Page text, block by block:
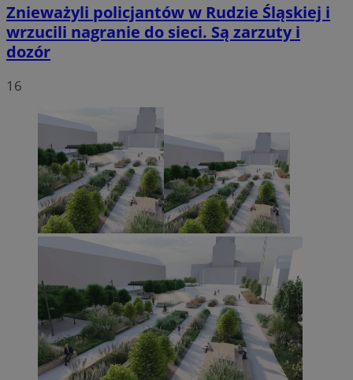
Znieważyli policjantów w Rudzie Śląskiej i
wrzucili nagranie do sieci. Są zarzuty i
dozór
16